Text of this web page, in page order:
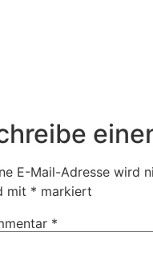
E-Mail-Adresse wird
mit * markiert
*